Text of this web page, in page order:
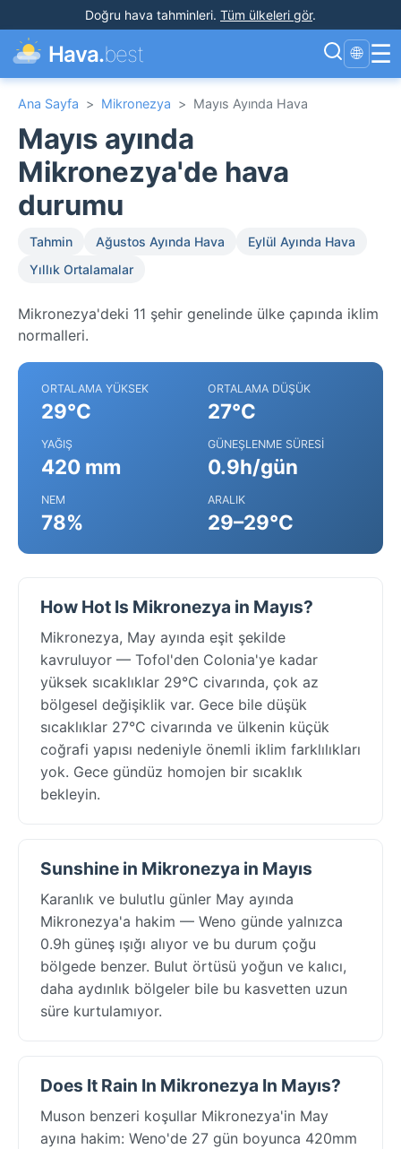
Doğru hava tahminleri. Tüm ülkeleri gör.
Hava.best 🌐 ☰
Ana Sayfa > Mikronezya > Mayıs Ayında Hava
Mayıs ayında
Mikronezya'de hava
durumu
Tahmin Ağustos Ayında Hava
Eylül Ayında Hava
Yıllık Ortalamalar
Mikronezya'deki 11 şehir genelinde ülke çapında iklim
normalleri.
ORTALAMA YÜKSEK
29°C
ORTALAMA DÜŞÜK
27°C
YAĞIŞ
420 mm
GÜNEŞLENME SÜRESI
0.9h/gün
NEM
78%
ARALIK
29–29°C
How Hot Is Mikronezya in Mayıs?
Mikronezya, May ayında eşit şekilde
kavruluyor — Tofol'den Colonia'ye kadar
yüksek sıcaklıklar 29°C civarında, çok az
bölgesel değişiklik var. Gece bile düşük
sıcaklıklar 27°C civarında ve ülkenin küçük
coğrafi yapısı nedeniyle önemli iklim farklılıkları
yok. Gece gündüz homojen bir sıcaklık
bekleyin.
Sunshine in Mikronezya in Mayıs
Karanlık ve bulutlu günler May ayında
Mikronezya'a hakim — Weno günde yalnızca
0.9h güneş ışığı alıyor ve bu durum çoğu
bölgede benzer. Bulut örtüsü yoğun ve kalıcı,
daha aydınlık bölgeler bile bu kasvetten uzun
süre kurtulamıyor.
Does It Rain In Mikronezya In Mayıs?
Muson benzeri koşullar Mikronezya'in May
ayına hakim: Weno'de 27 gün boyunca 420mm